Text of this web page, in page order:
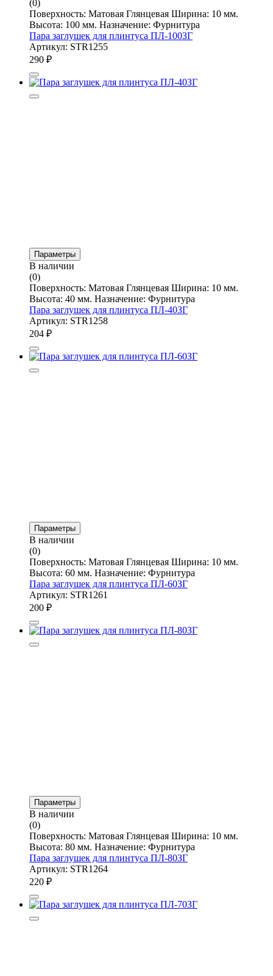
(0)
Поверхность: Матовая Глянцевая Ширина: 10 мм.
Высота: 100 мм. Назначение: Фурнитура
Пара заглушек для плинтуса ПЛ-100ЗГ
Артикул: STR1255
290 ₽
Параметры
В наличии
(0)
Поверхность: Матовая Глянцевая Ширина: 10 мм.
Высота: 40 мм. Назначение: Фурнитура
Пара заглушек для плинтуса ПЛ-40ЗГ
Артикул: STR1258
204 ₽
Параметры
В наличии
(0)
Поверхность: Матовая Глянцевая Ширина: 10 мм.
Высота: 60 мм. Назначение: Фурнитура
Пара заглушек для плинтуса ПЛ-60ЗГ
Артикул: STR1261
200 ₽
Параметры
В наличии
(0)
Поверхность: Матовая Глянцевая Ширина: 10 мм.
Высота: 80 мм. Назначение: Фурнитура
Пара заглушек для плинтуса ПЛ-80ЗГ
Артикул: STR1264
220 ₽